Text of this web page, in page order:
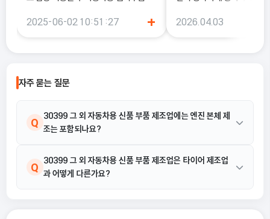
납품하는 경우 업종코드와 표준산업분류
추가 가공 없이 자동차 제조회사에 납품
업분류는 “25913 자동차용 금속 압형
제품 제조업” 업종코드는 '289103 자
동차용 금속 압형제품 제조업'입니다.
후 다른 부품 및 부분품 등을 결합하여 브
레이크 조직, 클러치, 기어, 완충기 등과
2025-06-02 10:51:27 +
국세청에 정식으로 사업을
2026.04.03
자주 묻는 질문
Q
30399 그 외 자동차용 신품 부품 제조업에는 엔진 본체 제
조는 포함되나요?
A 제공된 활동 예시에는 에어백 조립품, 방열기, 소음기, 냉각장치, 보
기륜, 배기관, 연료탱크, 차륜, 안전벨트, 조립된 섀시 프레임 등이 포
Q
30399 그 외 자동차용 신품 부품 제조업은 타이어 제조업
과 어떻게 다른가요?